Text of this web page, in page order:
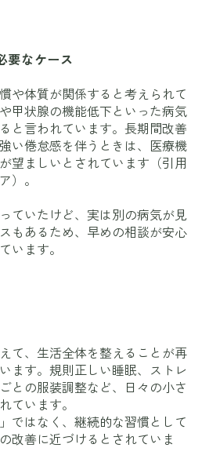
要なケース
や体質が関係すると考えられて
甲状腺の機能低下といった病気
と言われています。長期間改善
い倦怠感を伴うときは、医療機
望ましいとされています（引用
）。
ていたけど、実は別の病気が見
もあるため、早めの相談が安心
います。
て、生活全体を整えることが再
ます。規則正しい睡眠、ストレ
との服装調整など、日々の小さ
ています。
ではなく、継続的な習慣として
改善に近づけるとされていま